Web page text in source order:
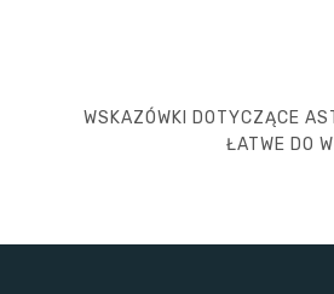
wpisuNEXT
WSKAZÓWKI DOTYCZĄCE
ŁATWE DO